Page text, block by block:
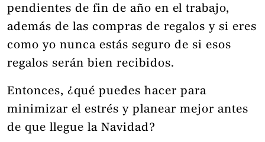
pendientes de fin de año en el trabajo,
además de las compras de regalos y si eres
como yo nunca estás seguro de si esos
regalos serán bien recibidos.
Entonces, ¿qué puedes hacer para
minimizar el estrés y planear mejor antes
de que llegue la Navidad?